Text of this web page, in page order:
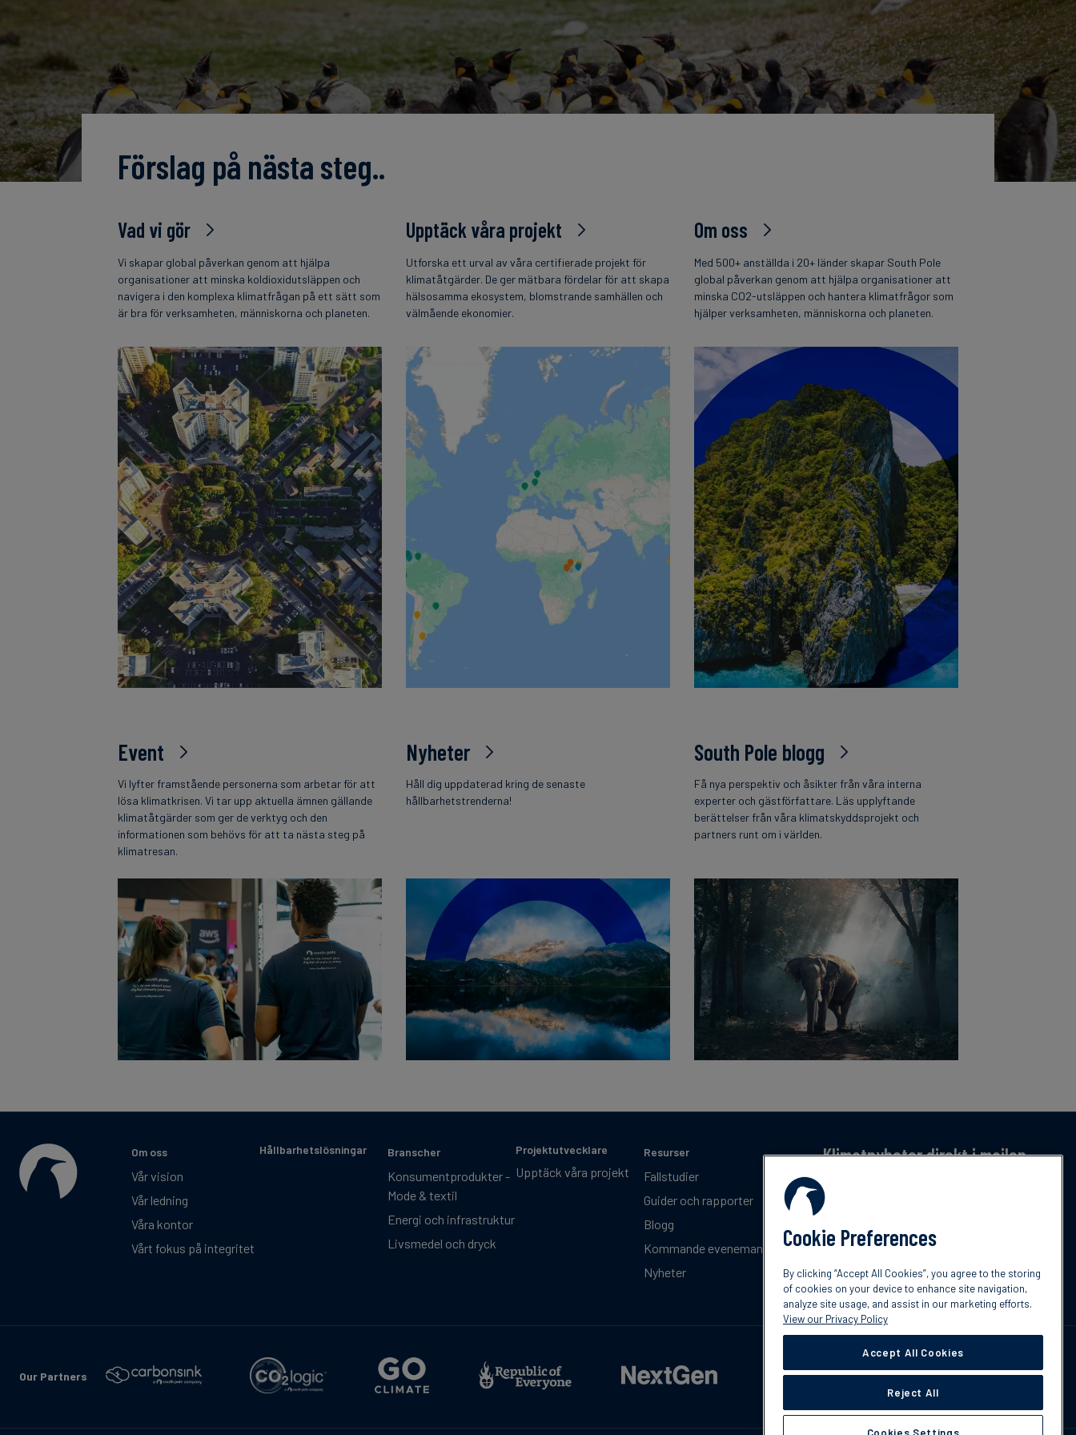
Förslag på nästa steg..
Vad vi gör
Vi skapar global påverkan genom att hjälpa
organisationer att minska koldioxidutsläppen och
navigera i den komplexa klimatfrågan på ett sätt som
är bra för verksamheten, människorna och planeten.
Upptäck våra projekt
Utforska ett urval av våra certifierade projekt för
klimatåtgärder. De ger mätbara fördelar för att skapa
hälsosamma ekosystem, blomstrande samhällen och
välmående ekonomier.
Om oss
Med 500+ anställda i 20+ länder skapar South Pole
global påverkan genom att hjälpa organisationer att
minska CO2-utsläppen och hantera klimatfrågor som
hjälper verksamheten, människorna och planeten.
Event
Vi lyfter framstående personerna som arbetar för att
lösa klimatkrisen. Vi tar upp aktuella ämnen gällande
klimatåtgärder som ger de verktyg och den
informationen som behövs för att ta nästa steg på
klimatresan.
Nyheter
Håll dig uppdaterad kring de senaste
hållbarhetstrenderna!
South Pole blogg
Få nya perspektiv och åsikter från våra interna
experter och gästförfattare. Läs upplyftande
berättelser från våra klimatskyddsprojekt och
partners runt om i världen.
English
Om oss
Vår vision
Vår ledning
Våra kontor
Vårt fokus på integritet
Hållbarhetslösningar Branscher
Konsumentprodukter -
Mode & textil
Energi och infrastruktur
Livsmedel och dryck
Projektutvecklare
Upptäck våra projekt
Resurser
Fallstudier
Guider och rapporter
Blogg
Kommande evenemang
Nyheter
Klimatnyheter direkt i mailen
Få en månatlig sammanfattning av de senaste
trenderna, nyheterna, innovationerna och
Prenumerera
Our Partners
Cookie Preferences
By clicking “Accept All Cookies”, you agree to the storing
of cookies on your device to enhance site navigation,
analyze site usage, and assist in our marketing efforts.
View our Privacy Policy
Accept All Cookies
Reject All